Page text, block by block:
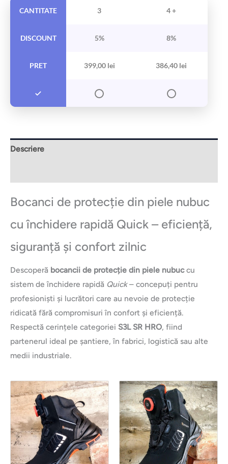
CANTITATE
DISCOUNT
PRET
3 4 +
5% 8%
399,00 lei 386,40 lei
Descriere
Bocanci de protecție din piele nubuc
cu închidere rapidă Quick – eficiență,
siguranță și confort zilnic
Descoperă bocancii de protecție din piele nubuccu
sistem de închidere rapidă Quick– concepuți pentru
profesioniști și lucrători care au nevoie de protecție
ridicată fără compromisuri în confort și eficiență.
Respectă cerințele categoriei S3L SR HRO, fiind
partenerul ideal pe șantiere, în fabrici, logistică sau alte
medii industriale.